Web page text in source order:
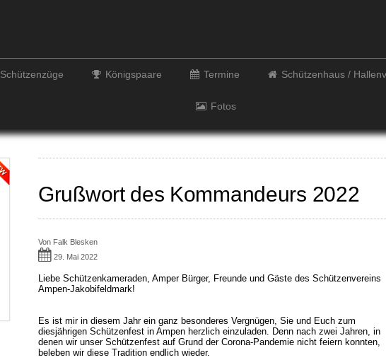
Schützenzüge Königspaare Termine Schützenhaus /
Fotos
Grußwort des Kommandeurs 2022
Von Falk Blesken
29. Mai 2022
Liebe Schützenkameraden, Amper Bürger, Freunde und Gäste des Schützenvereins
Ampen-Jakobifeldmark!
Es ist mir in diesem Jahr ein ganz besonderes Vergnügen, Sie und Euch zum
diesjährigen Schützenfest in Ampen herzlich einzuladen. Denn nach zwei Jahren, in
denen wir unser Schützenfest auf Grund der Corona-Pandemie nicht feiern konnten,
beleben wir diese Tradition endlich wieder.